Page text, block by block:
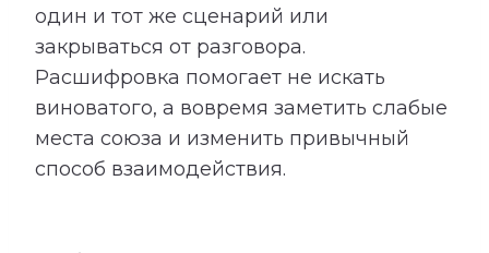
один и тот же сценарий или
закрываться от разговора.
Расшифровка помогает не искать
виноватого, а вовремя заметить слабые
места союза и изменить привычный
способ взаимодействия.